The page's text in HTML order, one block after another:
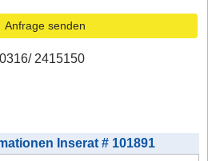
Anfrage senden
0316/ 2415150
Inserat # 101891